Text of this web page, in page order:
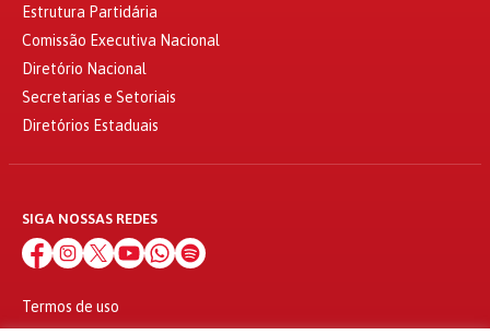
Estrutura Partidária
Comissão Executiva Nacional
Diretório Nacional
Secretarias e Setoriais
Diretórios Estaduais
SIGA NOSSAS REDES
Termos de uso